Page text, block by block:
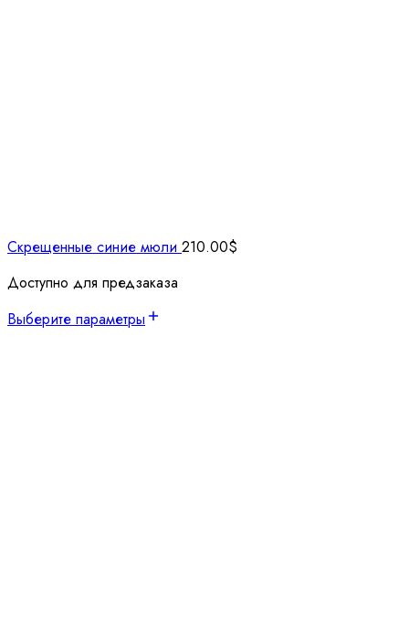
Скрещенные синие мюли 210.00$
Доступно для предзаказа
Выберите параметры